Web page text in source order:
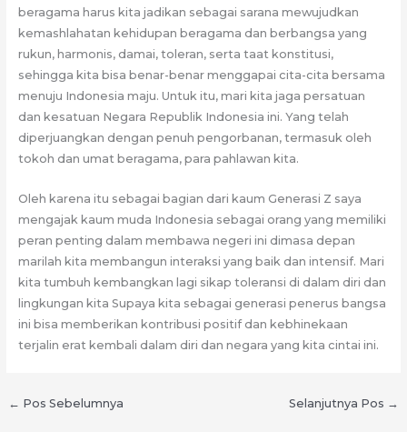
beragama harus kita jadikan sebagai sarana mewujudkan
kemashlahatan kehidupan beragama dan berbangsa yang
rukun, harmonis, damai, toleran, serta taat konstitusi,
sehingga kita bisa benar-benar menggapai cita-cita bersama
menuju Indonesia maju. Untuk itu, mari kita jaga persatuan
dan kesatuan Negara Republik Indonesia ini. Yang telah
diperjuangkan dengan penuh pengorbanan, termasuk oleh
tokoh dan umat beragama, para pahlawan kita.
Oleh karena itu sebagai bagian dari kaum Generasi Z saya
mengajak kaum muda Indonesia sebagai orang yang memiliki
peran penting dalam membawa negeri ini dimasa depan
marilah kita membangun interaksi yang baik dan intensif. Mari
kita tumbuh kembangkan lagi sikap toleransi di dalam diri dan
lingkungan kita Supaya kita sebagai generasi penerus bangsa
ini bisa memberikan kontribusi positif dan kebhinekaan
terjalin erat kembali dalam diri dan negara yang kita cintai ini.
← Pos Sebelumnya Selanjutnya Pos →